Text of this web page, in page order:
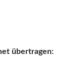
übertragen: